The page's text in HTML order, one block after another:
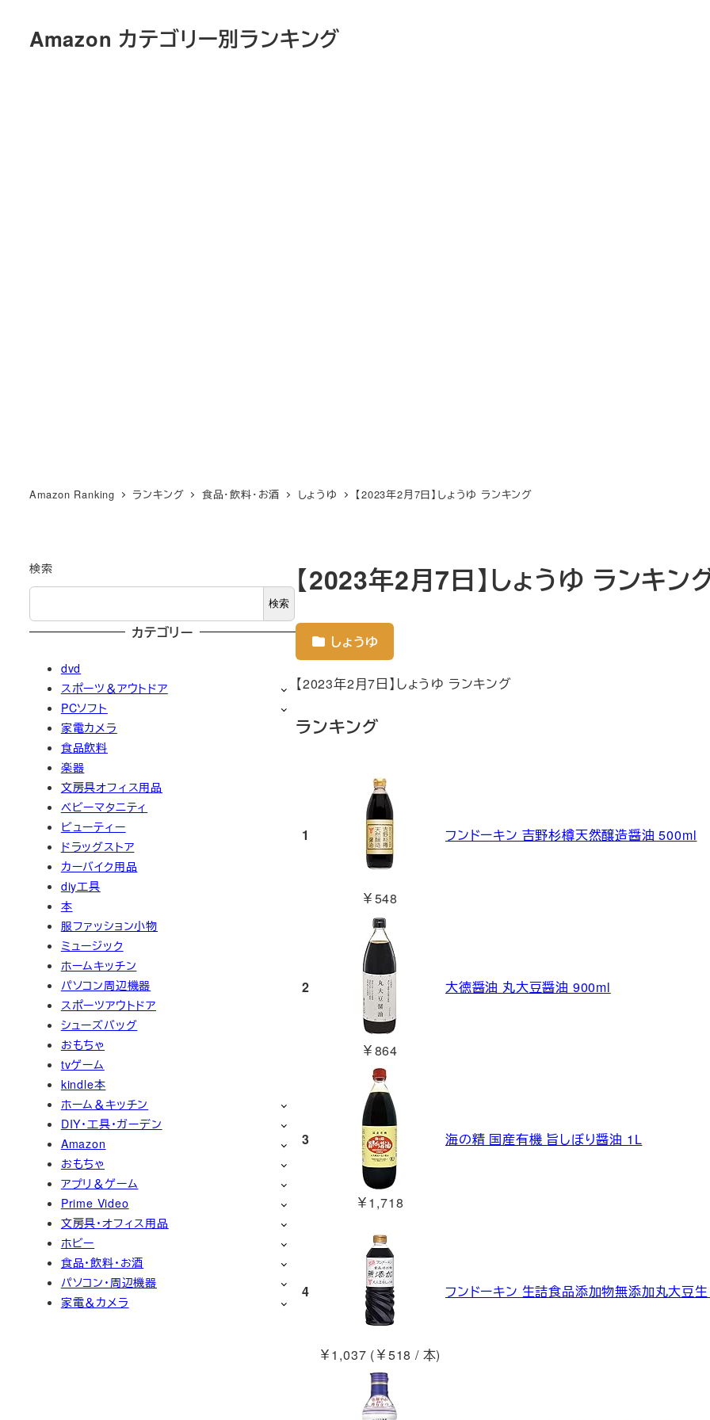
Amazon カテゴリー別ランキング
Amazon Ranking ランキング 食品・飲料・お酒 しょうゆ 【2023年2月7日】しょうゆ ランキング
【2023年2月7日】しょうゆ ランキン
しょうゆ
【2023年2月7日】しょうゆ ランキング
ランキング
1
￥548
フンドーキン 吉野杉樽天然醸造醤油 500ml
2
￥864
大徳醤油 丸大豆醤油 900ml
3
￥1,718
海の精 国産有機 旨しぼり醤油 1L
4
￥1,037 (￥518 / 本)
フンドーキン 生詰食品添加物無添加丸大豆
検索
検索
カテゴリー
dvd
スポーツ＆アウトドア
PCソフト
家電カメラ
食品飲料
楽器
文房具オフィス用品
ベビーマタニティ
ビューティー
ドラッグストア
カーバイク用品
diy工具
本
服ファッション小物
ミュージック
ホームキッチン
パソコン周辺機器
スポーツアウトドア
シューズバッグ
おもちゃ
tvゲーム
kindle本
ホーム＆キッチン
DIY・工具・ガーデン
Amazon
おもちゃ
アプリ＆ゲーム
Prime Video
文房具・オフィス用品
ホビー
食品・飲料・お酒
パソコン・周辺機器
家電＆カメラ